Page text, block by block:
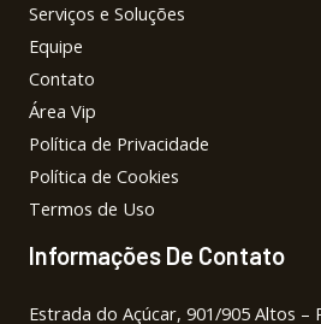
Serviços e Soluções
Equipe
Contato
Área Vip
Política de Privacidade
Política de Cookies
Termos de Uso
Informações De Contato
Estrada do Açúcar, 901/905 Altos –